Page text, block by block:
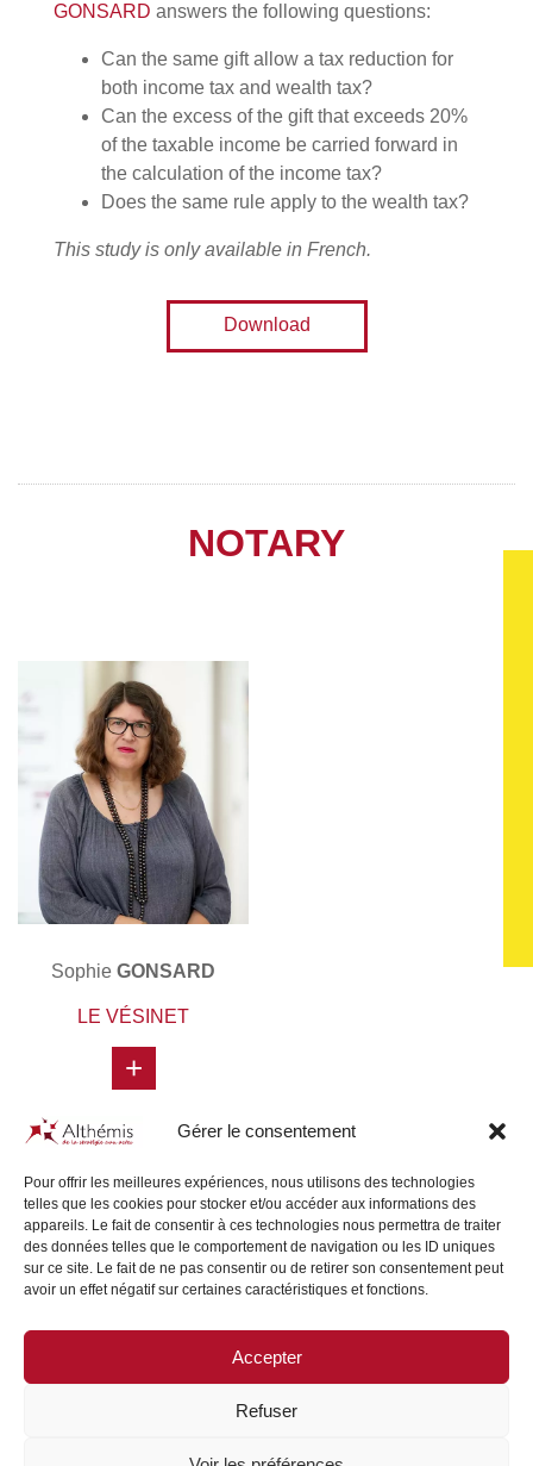
Gérer le consentement
Pour offrir les meilleures expériences, nous utilisons des technologies
telles que les cookies pour stocker et/ou accéder aux informations des
appareils. Le fait de consentir à ces technologies nous permettra de traiter
des données telles que le comportement de navigation ou les ID uniques
sur ce site. Le fait de ne pas consentir ou de retirer son consentement peut
avoir un effet négatif sur certaines caractéristiques et fonctions.
Accepter
Refuser
GONSARD answers the following questions:
Can the same gift allow a tax reduction for
both income tax and wealth tax?
Can the excess of the gift that exceeds 20%
of the taxable income be carried forward in
the calculation of the income tax?
Does the same rule apply to the wealth tax?
This study is only available in French.
Download
NOTARY
Sophie GONSARD
LE VÉSINET
+